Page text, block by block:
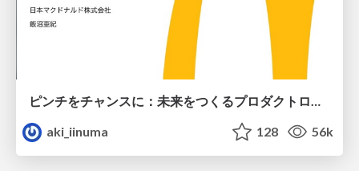
ピンチをチャンスに：未来をつくるプロダクトロードマップ #pmconf2020
aki_iinuma
128 56k